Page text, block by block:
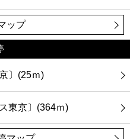
ップ
〕(25ｍ)
東京〕(364ｍ)